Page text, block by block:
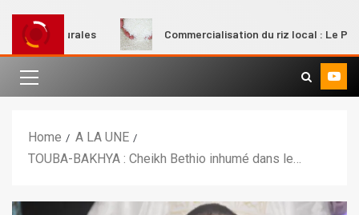
rurales Commercialisation du riz local : Le Premier
Home
A LA UNE
TOUBA-BAKHYA : Cheikh Bethio inhumé dans le…